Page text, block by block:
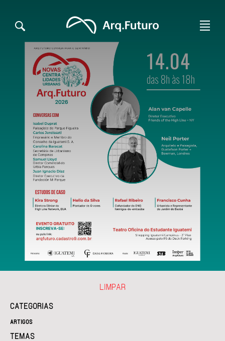
CATEGORIAS
ARTIGOS
TEMAS
LIMPAR